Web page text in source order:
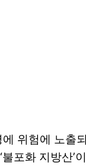
위험에 노출
포화 지방산’